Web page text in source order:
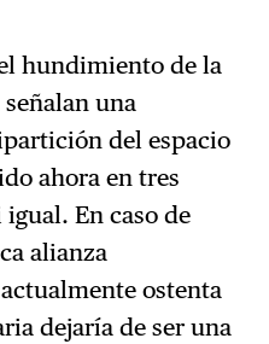
hundimiento de la
una
del espacio
ahora en tres
En caso de
alianza
ostenta
dejaría de ser una